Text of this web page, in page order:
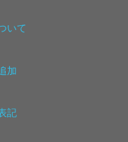
いて
加
記